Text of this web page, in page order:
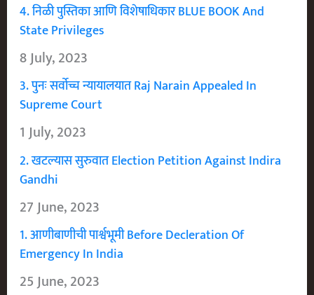
4. निळी पुस्तिका आणि विशेषाधिकार BLUE BOOK And
State Privileges
8 July, 2023
3. पुनः सर्वोच्च न्यायालयात Raj Narain Appealed In
Supreme Court
1 July, 2023
2. खटल्यास सुरुवात Election Petition Against Indira
Gandhi
27 June, 2023
1. आणीबाणीची पार्श्वभूमी Before Decleration Of
Emergency In India
25 June, 2023